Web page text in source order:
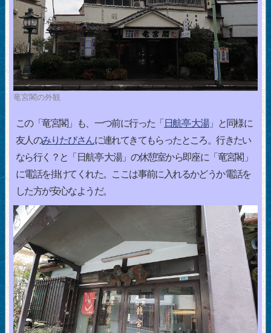
竜宮閣の外観
この「竜宮閣」も、一つ前に行った「 日航亭 大湯」と同様に
友人のみりたびさんに連れてきてもらったところ。行きたい
なら行く？と「日航亭 大湯」の休憩室から即座に「竜宮閣」
に電話を掛けてくれた。ここは事前に入れるかどうか電話を
した方が安心なようだ。